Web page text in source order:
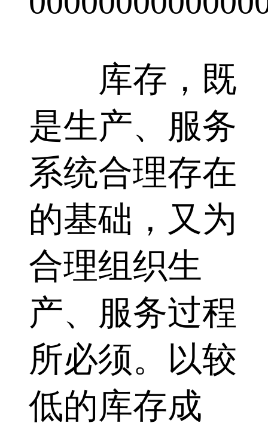
库存，既
是生产、服务
系统合理存在
的基础，又为
合理组织生
产、服务过程
所必须。以较
低的库存成